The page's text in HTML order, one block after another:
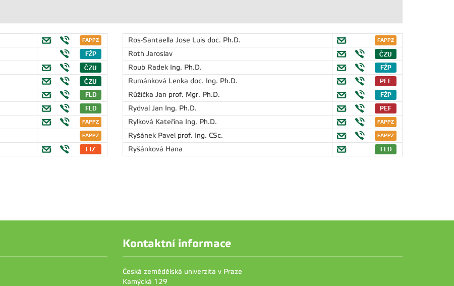
Ros-Santaella Jose Luis doc. Ph.D.
Roth Jaroslav
Roub Radek Ing. Ph.D.
Rumánková Lenka doc. Ing. Ph.D.
Růžička Jan prof. Mgr. Ph.D.
Rydval Jan Ing. Ph.D.
Rylková Kateřina Ing. Ph.D.
Ryšánek Pavel prof. Ing. CSc.
Ryšánková Hana
Kontaktní informace
Česká zemědělská univerzita v Praze
Kamýcká 129